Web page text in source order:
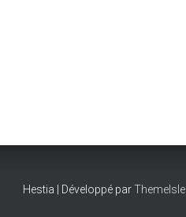
Hestia | Développé parThemeIsle